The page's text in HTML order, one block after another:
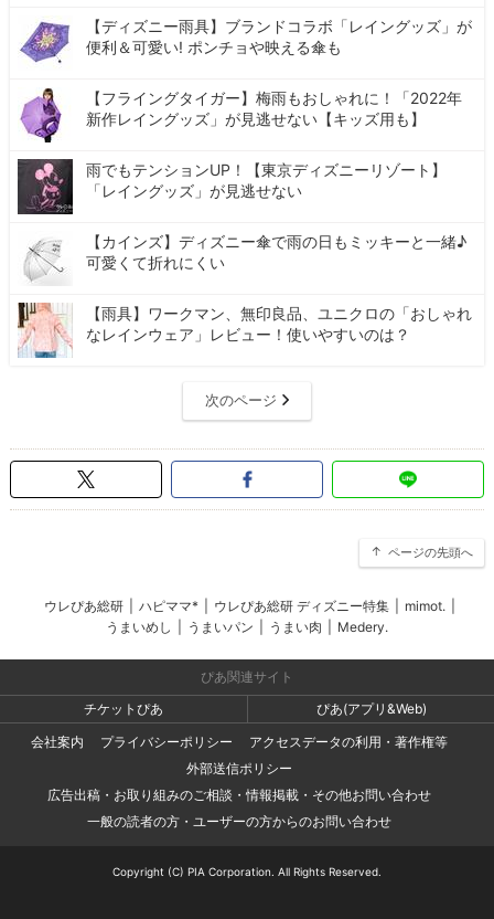
【ディズニー雨具】ブランドコラボ「レイングッズ」が
便利＆可愛い! ポンチョや映える傘も
【フライングタイガー】梅雨もおしゃれに！「2022年
新作レイングッズ」が見逃せない【キッズ用も】
雨でもテンションUP！【東京ディズニーリゾート】
「レイングッズ」が見逃せない
【カインズ】ディズニー傘で雨の日もミッキーと一緒♪
可愛くて折れにくい
【雨具】ワークマン、無印良品、ユニクロの「おしゃれ
なレインウェア」レビュー！使いやすいのは？
次のページ
ページの先頭へ
ウレぴあ総研 ハピママ* ウレぴあ総研 ディズニー特集 mimot.
うまいめし
うまいパン うまい肉 Medery.
ぴあ関連サイト
チケットぴあ
ぴあ(アプリ&Web)
会社案内
プライバシーポリシー
アクセスデータの利用・著作権等
外部送信ポリシー
広告出稿・お取り組みのご相談・情報掲載・その他お問い合わせ
一般の読者の方・ユーザーの方からのお問い合わせ
Copyright (C) PIA Corporation. All Rights Reserved.